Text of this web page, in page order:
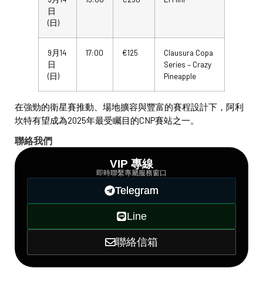
日
(日)
9月14
日
(日)
17:00 €125
Clausura Copa
Series – Crazy
Pineapple
在強勁的衛星賽推動、場地擴容與豐富的賽程設計下，阿利
坎特有望成為2025年最受矚目的CNP賽站之一。
聯絡我們
VIP 專線
即時聯繫專屬服務窗口
Telegram
Line
聯絡信箱